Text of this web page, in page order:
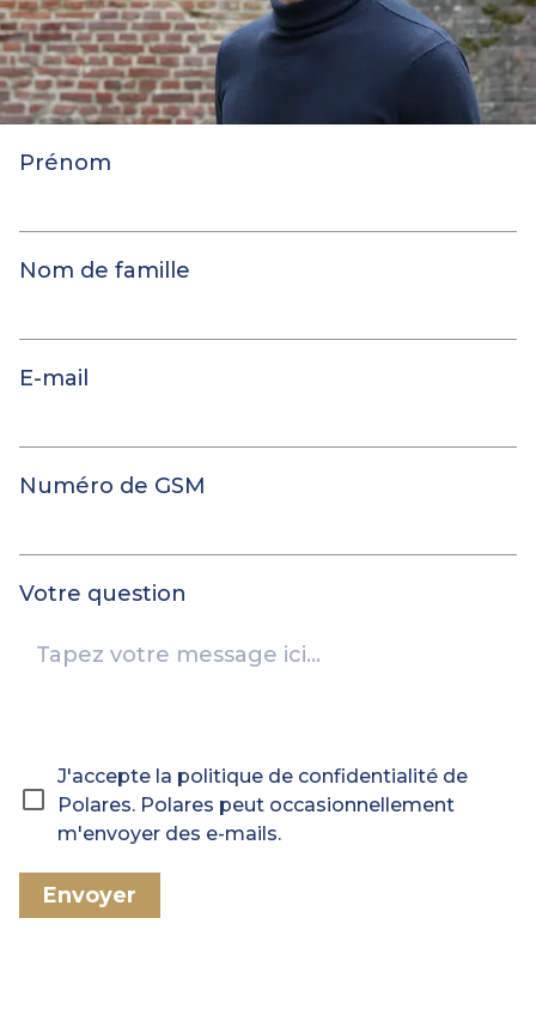
Prénom
Nom de famille
E-mail
Numéro de GSM
Votre question
J'accepte la politique de confidentialité de
Polares. Polares peut occasionnellement
m'envoyer des e-mails.
Envoyer